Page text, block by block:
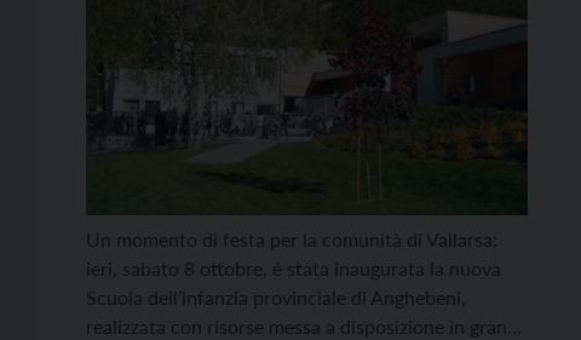
Un momento di festa per la comunità di Vallarsa:
ieri, sabato 8 ottobre, è stata inaugurata la nuova
Scuola dell’infanzia provinciale di Anghebeni,
realizzata con risorse messa a disposizione in gran